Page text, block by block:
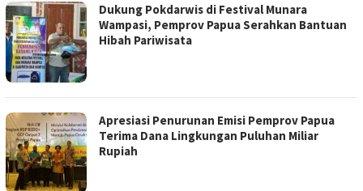
Dukung Pokdarwis di Festival Munara
Wampasi, Pemprov Papua Serahkan Bantuan
Hibah Pariwisata
Apresiasi Penurunan Emisi Pemprov Papua
Terima Dana Lingkungan Puluhan Miliar
Rupiah